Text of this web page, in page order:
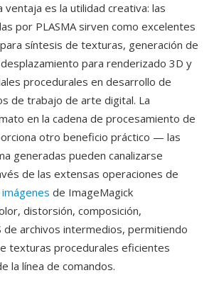
ventaja es la utilidad creativa: las
por PLASMA sirven como excelentes
síntesis de texturas, generación de
para renderizado 3D y
procedurales en desarrollo de
de trabajo de arte digital. La
en la cadena de procesamiento de
otro beneficio práctico — las
generadas pueden canalizarse
de las extensas operaciones de
de ImageMagick
distorsión, composición,
de archivos intermedios, permitiendo
texturas procedurales eficientes
la línea de comandos.